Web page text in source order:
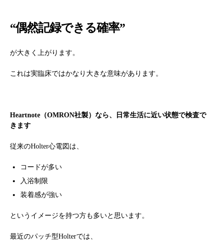
“偶然記録できる確率”
が大きく上がります。
これは実臨床ではかなり大きな意味があります。
Heartnote（OMRON社製） なら、日常生活に近い状態で検査で
きます
従来のHolter心電図は、
コードが多い
入浴制限
装着感が強い
というイメージを持つ方も多いと思います。
最近のパッチ型Holterでは、